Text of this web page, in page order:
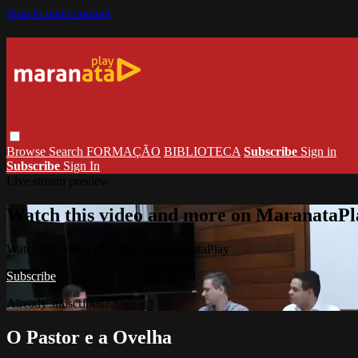
Skip to main content
Browse Search FORMAÇÃO BIBLIOTECA Subscribe Sign in
Subscribe Sign In
Watch this video and more on
Watch this video and more on MaranataPlay
Subscribe
Already subscribed?Sign in
O Pastor e a Ovelha